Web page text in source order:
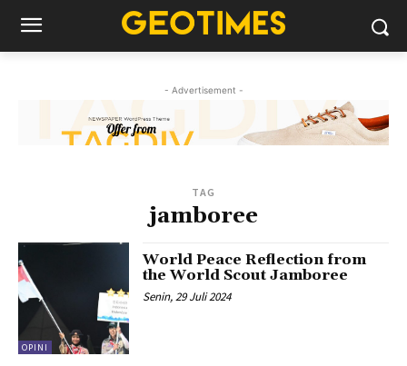
- Advertisement -
TAG
jamboree
OPINI
World Peace Reflection from
the World Scout Jamboree
Senin, 29 Juli 2024